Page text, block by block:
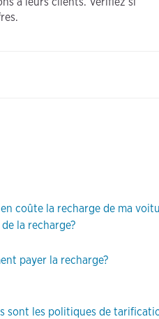
coûte la recharge de ma
de la recharge?
payer la recharge?
sont les politiques de